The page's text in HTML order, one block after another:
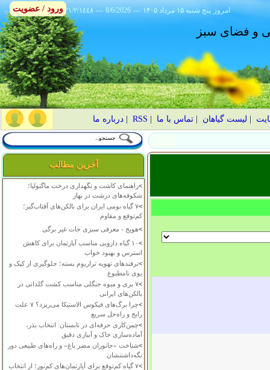
٢١/٢/١٤٤٨ --- 8/6/2026 --- ۱۴۰۵ پنج شنبه ۱۵ مرداد امروز
و فضای سبز
لیست گیاهان |تماس با ما RSS
|درباره ما
آخرین مطالب
>راهنمای کاشت و نگهداری درخت ماگنولیا؛
شکوفه‌های درشت در بهار
>
۷ گیاه بومی ایران برای بالکن‌های آفتاب‌گیر؛
کم‌توقع و مقاوم
>هویج - معرفی سبزی جات غیر برگی
>
۱۰ گیاه دارویی مناسب آپارتمان برای کاهش
استرس و بهبود خواب
>ترفندهای تهویه تراریوم بسته؛ جلوگیری از کپک و
بوی نامطبوع
>
۷ بری و میوه جنگلی مناسب کشت گلدانی در
بالکن‌های ایرانی
>
چرا برگ‌های فیکوس الاستیکا می‌ریزد؟ ۷ علت
رایج و راه‌حل سریع
>چمن‌کاری حرفه‌ای در تابستان: انتخاب بذر،
آماده‌سازی خاک و آبیاری دقیق
>شناخت «جانوران مضر باغ» و راه‌های طبیعی دور
نگه‌داشتنشان
>
۷ گیاه کم‌توقع برای آپارتمان‌های کم‌نور؛ از انتخاب
ورود / عضویت